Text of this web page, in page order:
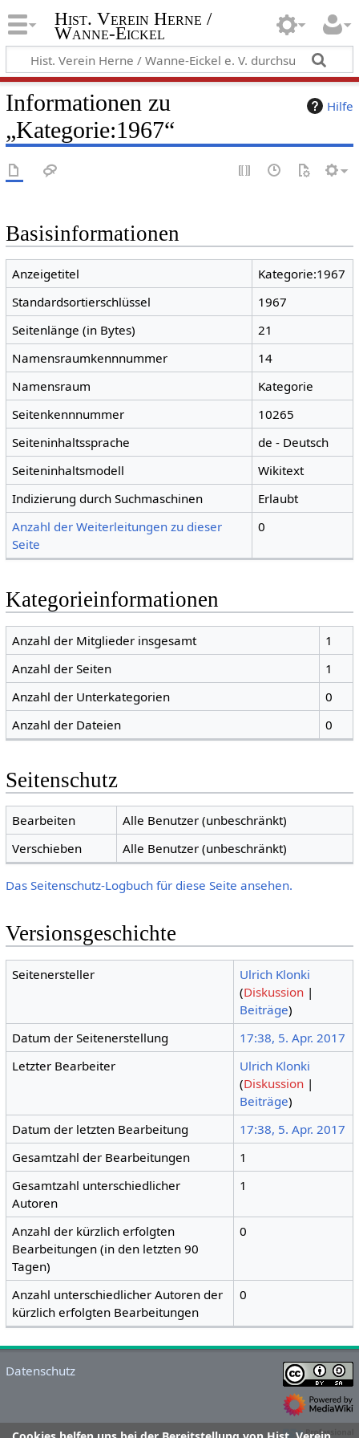
Hist. Verein Herne /
Wanne-Eickel
Hilfe
Informationen zu
„Kategorie:1967“
Basisinformationen
Anzeigetitel
Kategorie:1967
Standardsortierschlüssel
1967
Seitenlänge (in Bytes)
21
Namensraumkennnummer
14
Namensraum
Kategorie
Seitenkennnummer
10265
Seiteninhaltssprache
de - Deutsch
Seiteninhaltsmodell
Wikitext
Indizierung durch Suchmaschinen
Erlaubt
Anzahl der Weiterleitungen zu dieser
Seite
0
Kategorieinformationen
Anzahl der Mitglieder insgesamt
1
Anzahl der Seiten
1
Anzahl der Unterkategorien
0
Anzahl der Dateien
0
Seitenschutz
Bearbeiten
Alle Benutzer (unbeschränkt)
Verschieben
Alle Benutzer (unbeschränkt)
Das Seitenschutz-Logbuch für diese Seite ansehen.
Versionsgeschichte
Seitenersteller
Ulrich Klonki
(Diskussion |
Beiträge)
Datum der Seitenerstellung
17:38, 5. Apr. 2017
Letzter Bearbeiter
Ulrich Klonki
(Diskussion |
Beiträge)
Datum der letzten Bearbeitung
17:38, 5. Apr. 2017
Gesamtzahl der Bearbeitungen
1
Gesamtzahl unterschiedlicher
Autoren
1
Anzahl der kürzlich erfolgten
Bearbeitungen (in den letzten 90
Tagen)
0
Anzahl unterschiedlicher Autoren der
kürzlich erfolgten Bearbeitungen
0
Datenschutz